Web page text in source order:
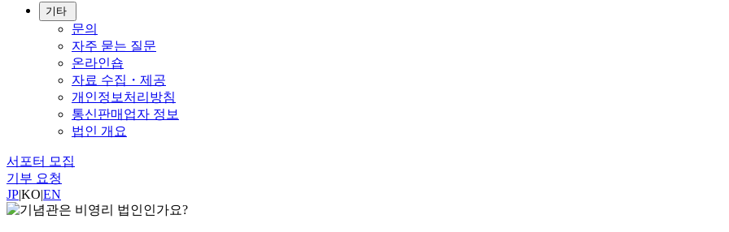
기타
문의
자주 묻는 질문
온라인숍
자료 수집・제공
개인정보처리방침
통신판매업자 정보
법인 개요
서포터 모집
기부 요청
JP|KO|EN